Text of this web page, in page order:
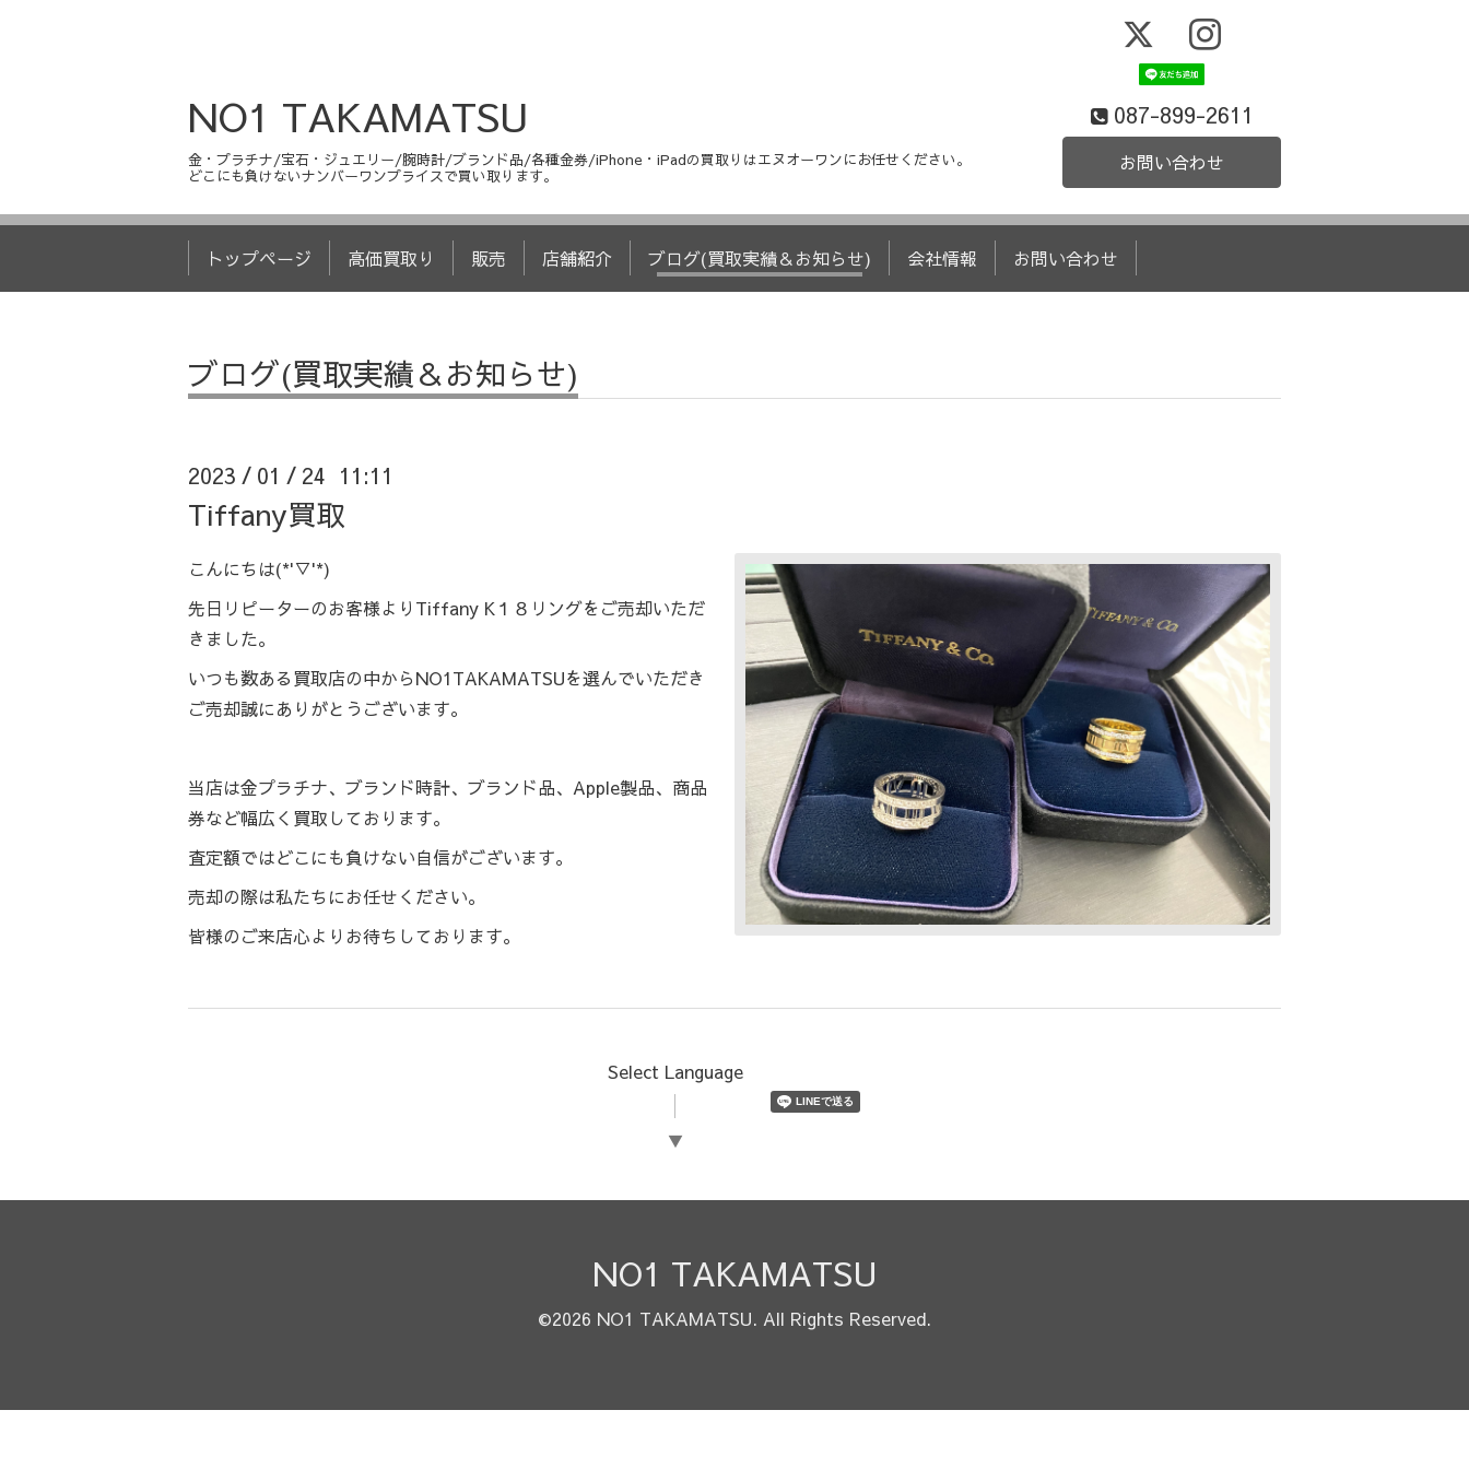
NO1 TAKAMATSU
金・プラチナ/宝石・ジュエリー/腕時計/ブランド品/各種金券/iPhone・iPadの買取りはエヌオーワンにお任せください。
どこにも負けないナンバーワンプライスで買い取ります。
087-899-2611
お問い合わせ
トップページ 高価買取り 販売 店舗紹介 ブログ(買取実績＆お知らせ) 会社情報 お問い合わせ
ブログ(買取実績＆お知らせ)
2023 / 01 / 24 11:11
Tiffany買取
こんにちは(*'▽'*)
先日リピーターのお客様よりTiffany K１８リングをご売却いただ
きました。
いつも数ある買取店の中からNO1TAKAMATSUを選んでいただき
ご売却誠にありがとうございます。
当店は金プラチナ、ブランド時計、ブランド品、Apple製品、商品
券など幅広く買取しております。
査定額ではどこにも負けない自信がございます。
売却の際は私たちにお任せください。
皆様のご来店心よりお待ちしております。
Select Language
▼
NO1 TAKAMATSU
©2026 NO1 TAKAMATSU. All Rights Reserved.